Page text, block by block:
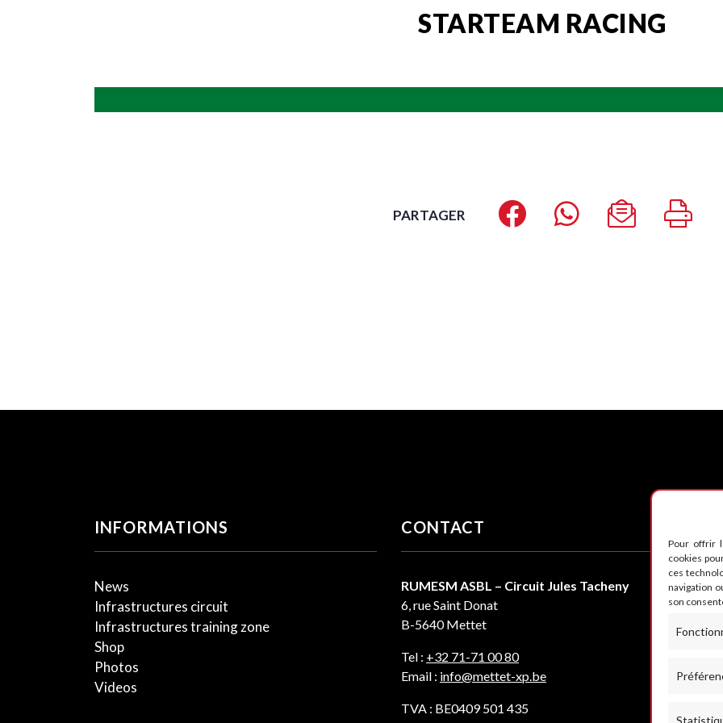
Pour offrir
cookies
ces
navigation
son
STARTEAM RACING
PARTAGER
INFORMATIONS
News
Infrastructures circuit
Infrastructures training zone
Shop
Photos
Videos
CONTACT
RUMESM ASBL – Circuit Jules Tacheny
6, rue Saint Donat
B-5640 Mettet
Tel : +32 71-71 00 80
Email : info@mettet-xp.be
TVA : BE0409 501 435